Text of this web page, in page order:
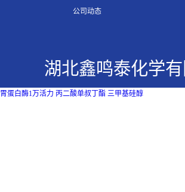
公司动态
湖北鑫鸣泰化学
胃蛋白酶1万活力 丙二酸单叔丁酯 三甲基硅醇